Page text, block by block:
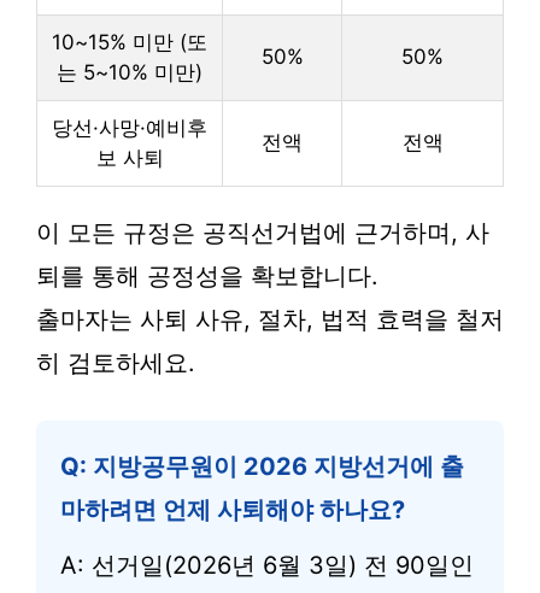
10~15% 미만 (또
는 5~10% 미만)
50% 50%
당선·사망·예비후
보 사퇴
전액 전액
이 모든 규정은 공직선거법에 근거하며, 사
퇴를 통해 공정성을 확보합니다.
출마자는 사퇴 사유, 절차, 법적 효력을 철저
히 검토하세요.
Q: 지방공무원이 2026 지방선거에 출
마하려면 언제 사퇴해야 하나요?
A: 선거일(2026년 6월 3일) 전 90일인